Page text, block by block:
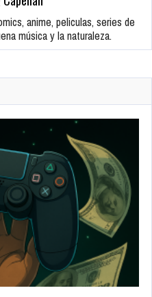
anime, peliculas, series de
música y la naturaleza.